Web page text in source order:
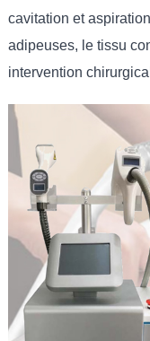
cavitation et
adipeuses, le tissu
intervention